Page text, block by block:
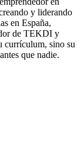
y liderando
en España,
de TEKDI y
currículum, sino su
que nadie.